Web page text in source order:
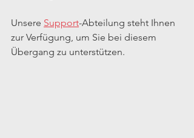
Unsere Support-Abteilung steht Ihnen
zur Verfügung, um Sie bei diesem
Übergang zu unterstützen.